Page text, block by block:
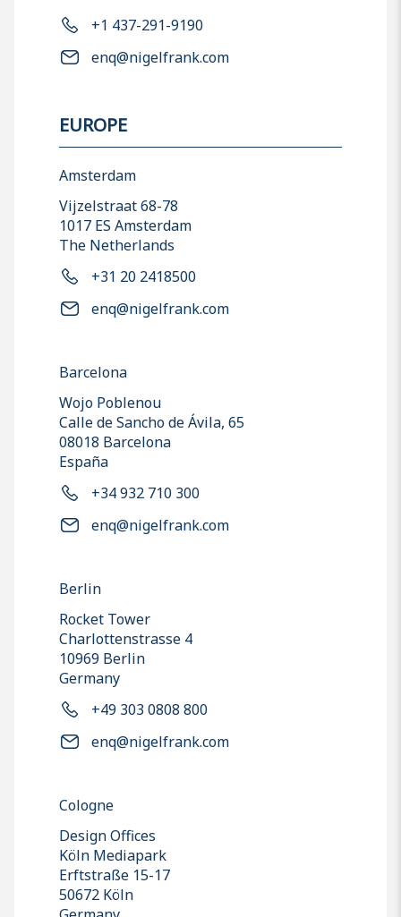
+1 437-291-9190
enq@nigelfrank.com
EUROPE
Amsterdam
Vijzelstraat 68-78
1017 ES Amsterdam
The Netherlands
+31 20 2418500
enq@nigelfrank.com
Barcelona
Wojo Poblenou
Calle de Sancho de Ávila, 65
08018 Barcelona
España
+34 932 710 300
enq@nigelfrank.com
Berlin
Rocket Tower
Charlottenstrasse 4
10969 Berlin
Germany
+49 303 0808 800
enq@nigelfrank.com
Cologne
Design Offices
Köln Mediapark
Erftstraße 15-17
50672 Köln